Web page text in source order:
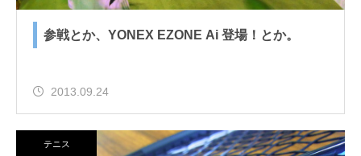
参戦とか、YONEX EZONE Ai 登場！とか。
2013.09.24
テニス